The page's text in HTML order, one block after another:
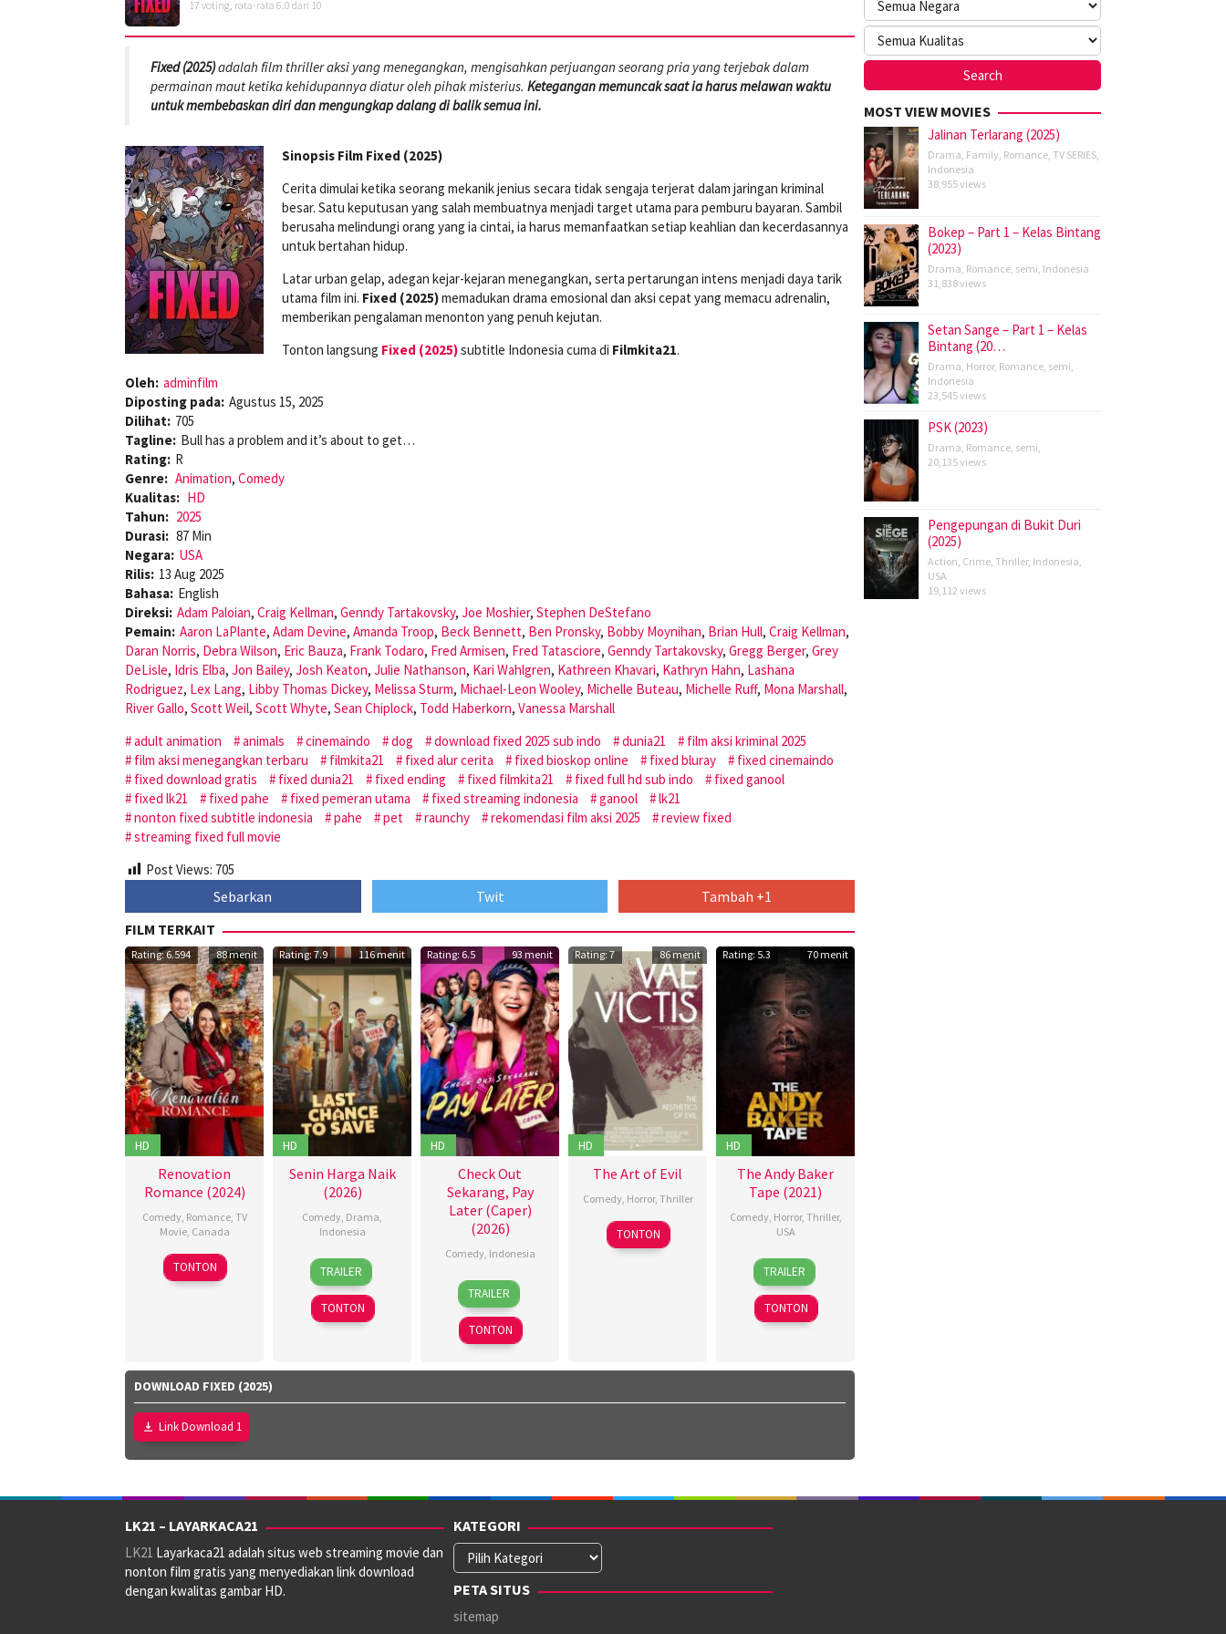
17 voting, rata-rata 6.0 dari 10
Fixed (2025)adalah film thriller aksi yang menegangkan, mengisahkan perjuangan seorang pria yang terjebak dalam
permainan maut ketika kehidupannya diatur oleh pihak misterius. Ketegangan memuncak saat ia harus melawan waktu
untuk membebaskan diri dan mengungkap dalang di balik semua ini.
Sinopsis Film Fixed (2025)
Cerita dimulai ketika seorang mekanik jenius secara tidak sengaja terjerat dalam jaringan kriminal
besar. Satu keputusan yang salah membuatnya menjadi target utama para pemburu bayaran. Sambil
berusaha melindungi orang yang ia cintai, ia harus memanfaatkan setiap keahlian dan kecerdasannya
untuk bertahan hidup.
Latar urban gelap, adegan kejar-kejaran menegangkan, serta pertarungan intens menjadi daya tarik
utama film ini. Fixed (2025)memadukan drama emosional dan aksi cepat yang memacu adrenalin,
memberikan pengalaman menonton yang penuh kejutan.
Tonton langsung Fixed (2025)subtitle Indonesia cuma di Filmkita21.
Oleh: adminfilm
Diposting pada: Agustus 15, 2025
Dilihat: 705
Tagline: Bull has a problem and it’s about to get…
Rating: R
Genre: Animation, Comedy
Kualitas: HD
Tahun: 2025
Durasi: 87 Min
Negara: USA
Rilis: 13 Aug 2025
Bahasa: English
Direksi: Adam Paloian, Craig Kellman, Genndy Tartakovsky, Joe Moshier, Stephen DeStefano
Pemain: Aaron LaPlante, Adam Devine, Amanda Troop, Beck Bennett, Ben Pronsky, Bobby Moynihan, Brian Hull, Craig Kellman,
Daran Norris, Debra Wilson, Eric Bauza, Frank Todaro, Fred Armisen, Fred Tatasciore, Genndy Tartakovsky, Gregg Berger, Grey
DeLisle, Idris Elba, Jon Bailey, Josh Keaton, Julie Nathanson, Kari Wahlgren, Kathreen Khavari, Kathryn Hahn, Lashana
Rodriguez, Lex Lang, Libby Thomas Dickey, Melissa Sturm, Michael-Leon Wooley, Michelle Buteau, Michelle Ruff, Mona Marshall,
River Gallo, Scott Weil, Scott Whyte, Sean Chiplock, Todd Haberkorn, Vanessa Marshall
adult animation
animals cinemaindo dog download fixed 2025 sub indo dunia21
film aksi kriminal 2025
film aksi menegangkan terbaru
filmkita21 fixed alur cerita fixed bioskop online fixed bluray
fixed cinemaindo
fixed download gratis
fixed dunia21 fixed ending fixed filmkita21 fixed full hd sub indo
fixed ganool
fixed lk21
fixed pahe fixed pemeran utama fixed streaming indonesia ganool
lk21
nonton fixed subtitle indonesia
pahe pet raunchy rekomendasi film aksi 2025
review fixed
streaming fixed full movie
Post Views: 705
Sebarkan Twit
Tambah +1
FILM TERKAIT
Rating: 6.594 88 menit
HD
Renovation
Romance (2024)
Comedy, Romance, TV
Movie, Canada
1
Nov
Crystal
Staryk
Thomson
Robin
Dunne
TONTON
Rating: 7.9 116 menit
HD
Senin Harga Naik
(2026)
Comedy, Drama,
Indonesia
18
Mar
2026
Dinna
Jasanti
Fachru
Rizza
TRAILER
TONTON
Rating: 6.5 93 menit
HD
Check Out
Sekarang, Pay
Later (Caper)
(2026)
Comedy, Indonesia
5
Feb
2026
Ardy
Octaviand
Ary
Ibrahim
Alkateer
TRAILER
TONTON
Rating: 7 86 menit
HD
The Art of Evil
Comedy, Horror, Thriller
TONTON
Rating: 5.3 70 menit
HD
The Andy Baker
Tape (2021)
Comedy, Horror, Thriller,
USA
12
Aug
2022
Bret
Lada
TRAILER
TONTON
DOWNLOAD FIXED (2025)
Link Download 1
MOST VIEW MOVIES
Jalinan Terlarang (2025)
Drama, Family, Romance, TV SERIES,
Indonesia
38,955 views
Bokep – Part 1 – Kelas Bintang
(2023)
Drama, Romance, semi, Indonesia
31,838 views
Setan Sange – Part 1 – Kelas
Bintang (20…
Drama, Horror, Romance, semi,
Indonesia
23,545 views
PSK (2023)
Drama, Romance, semi,
20,135 views
Pengepungan di Bukit Duri
(2025)
Action, Crime, Thriller, Indonesia,
USA
19,112 views
LK21 – LAYARKACA21
LK21 Layarkaca21 adalah situs web streaming movie dan
nonton film gratis yang menyediakan link download
dengan kwalitas gambar HD.
KATEGORI
Kategori
PETA SITUS
sitemap